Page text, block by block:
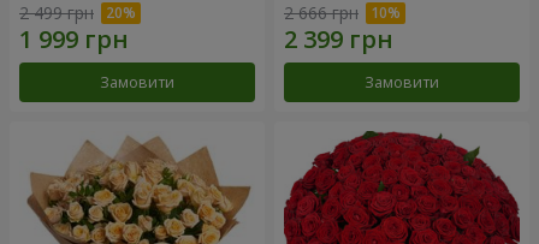
2 499 грн
Замовити
2 666 грн
Замовити